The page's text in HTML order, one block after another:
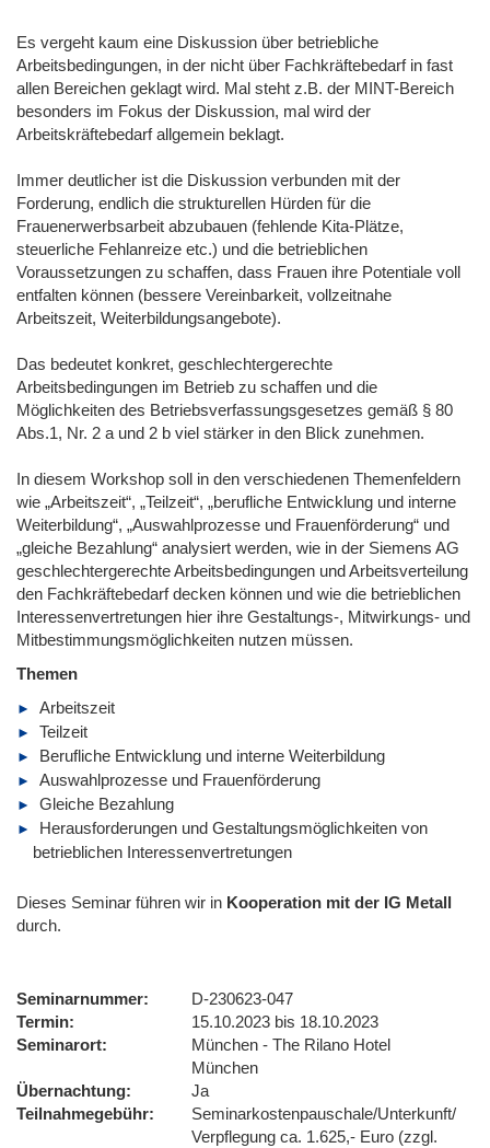
Es vergeht kaum eine Diskussion über betriebliche
Arbeitsbedingungen, in der nicht über Fachkräftebedarf in fast
allen Bereichen geklagt wird. Mal steht z.B. der MINT-Bereich
besonders im Fokus der Diskussion, mal wird der
Arbeitskräftebedarf allgemein beklagt.
Immer deutlicher ist die Diskussion verbunden mit der
Forderung, endlich die strukturellen Hürden für die
Frauenerwerbsarbeit abzubauen (fehlende Kita-Plätze,
steuerliche Fehlanreize etc.) und die betrieblichen
Voraussetzungen zu schaffen, dass Frauen ihre Potentiale voll
entfalten können (bessere Vereinbarkeit, vollzeitnahe
Arbeitszeit, Weiterbildungsangebote).
Das bedeutet konkret, geschlechtergerechte
Arbeitsbedingungen im Betrieb zu schaffen und die
Möglichkeiten des Betriebsverfassungsgesetzes gemäß § 80
Abs.1, Nr. 2 a und 2 b viel stärker in den Blick zunehmen.
In diesem Workshop soll in den verschiedenen Themenfeldern
wie „Arbeitszeit“, „Teilzeit“, „berufliche Entwicklung und interne
Weiterbildung“, „Auswahlprozesse und Frauenförderung“ und
„gleiche Bezahlung“ analysiert werden, wie in der Siemens AG
geschlechtergerechte Arbeitsbedingungen und Arbeitsverteilung
den Fachkräftebedarf decken können und wie die betrieblichen
Interessenvertretungen hier ihre Gestaltungs-, Mitwirkungs- und
Mitbestimmungsmöglichkeiten nutzen müssen.
Themen
Arbeitszeit
Teilzeit
Berufliche Entwicklung und interne Weiterbildung
Auswahlprozesse und Frauenförderung
Gleiche Bezahlung
Herausforderungen und Gestaltungsmöglichkeiten von
betrieblichen Interessenvertretungen
Dieses Seminar führen wir in Kooperation mit der IG Metall
durch.
Seminarnummer
D-230623-047
Termin
15.10.2023 bis 18.10.2023
Seminarort
München - The Rilano Hotel
München
Übernachtung
Ja
Teilnahmegebühr
Seminarkostenpauschale/Unterkunft/
Verpflegung ca. 1.625,- Euro (zzgl.